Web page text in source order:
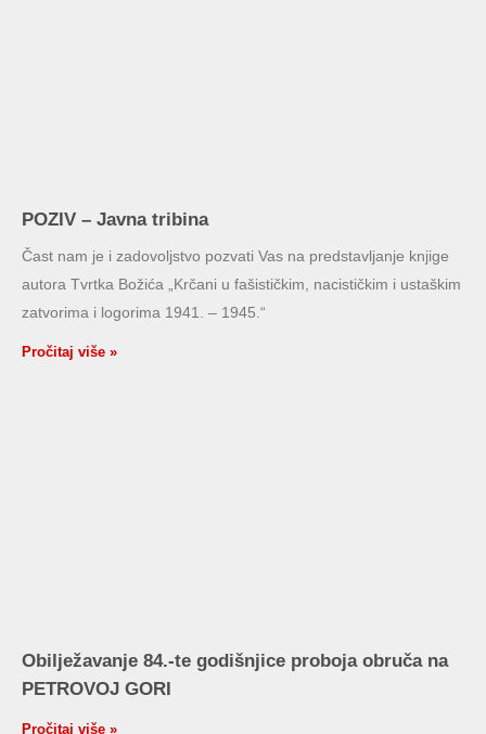
POZIV – Javna tribina
Čast nam je i zadovoljstvo pozvati Vas na predstavljanje knjige
autora Tvrtka Božića „Krčani u fašističkim, nacističkim i ustaškim
zatvorima i logorima 1941. – 1945.“
Pročitaj više »
Obilježavanje 84.-te godišnjice proboja obruča na
PETROVOJ GORI
Pročitaj više »